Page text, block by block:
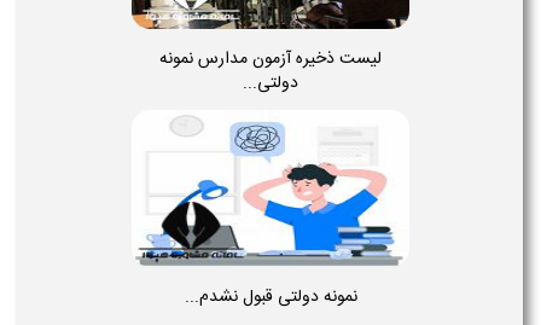
لیست ذخیره آزمون مدارس نمونه
دولتی...
نمونه دولتی قبول نشدم...